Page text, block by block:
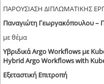
ΠΑΡΟΥΣΙΑΣΗ ΔΙΠΛΩΜΑΤΙΚΗΣ
Παναγιώτη Γεωργακόπουλου –
με θέμα
Υβριδικά Argo Workflows με
Hybrid Argo Workflows with
Εξεταστική Επιτροπή